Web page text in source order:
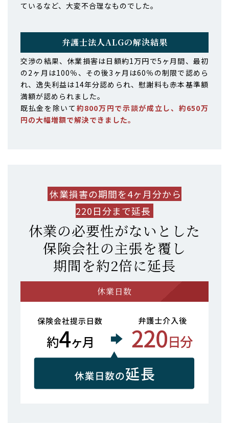
ているなど、大変不合理なものでした。
弁護士法人ALGの解決結果
交渉の結果、休業損害は日額約1万円で5ヶ月間、最初
の2ヶ月は100％、その後3ヶ月は60％の制限で認めら
れ、逸失利益は14年分認められ、慰謝料も赤本基準額
満額が認められました。
既払金を除いて 約800万円で示談が成立し、約650万
円の大幅増額で解決できました。
休業損害の期間を4ヶ月分から
220日分まで延長
休業の必要性がないとした
保険会社の主張を覆し
期間を約2倍に延長
休業日数